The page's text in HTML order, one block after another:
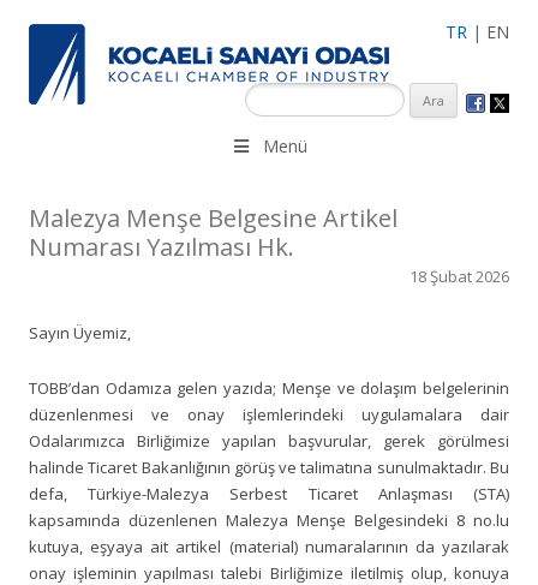
TR | EN
KSO 3500’ü aşkın sanayi kuruluşuna uzman çalışanları ile İzmit
Merkez, Çayırova, Dilovası, Gebze ve İMES OSB’deki ofisleri ile
Menü
Malezya Menşe Belgesine Artikel
Numarası Yazılması Hk.
18 Şubat 2026
Sayın Üyemiz,
TOBB’dan Odamıza gelen yazıda; Menşe ve dolaşım belgelerinin
düzenlenmesi ve onay işlemlerindeki uygulamalara dair
Odalarımızca Birliğimize yapılan başvurular, gerek görülmesi
halinde Ticaret Bakanlığının görüş ve talimatına sunulmaktadır. Bu
defa, Türkiye-Malezya Serbest Ticaret Anlaşması (STA)
kapsamında düzenlenen Malezya Menşe Belgesindeki 8 no.lu
kutuya, eşyaya ait artikel (material) numaralarının da yazılarak
onay işleminin yapılması talebi Birliğimize iletilmiş olup, konuya